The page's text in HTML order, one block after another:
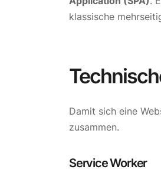
klassische
Damit sich eine
zusammen.
Service Worker